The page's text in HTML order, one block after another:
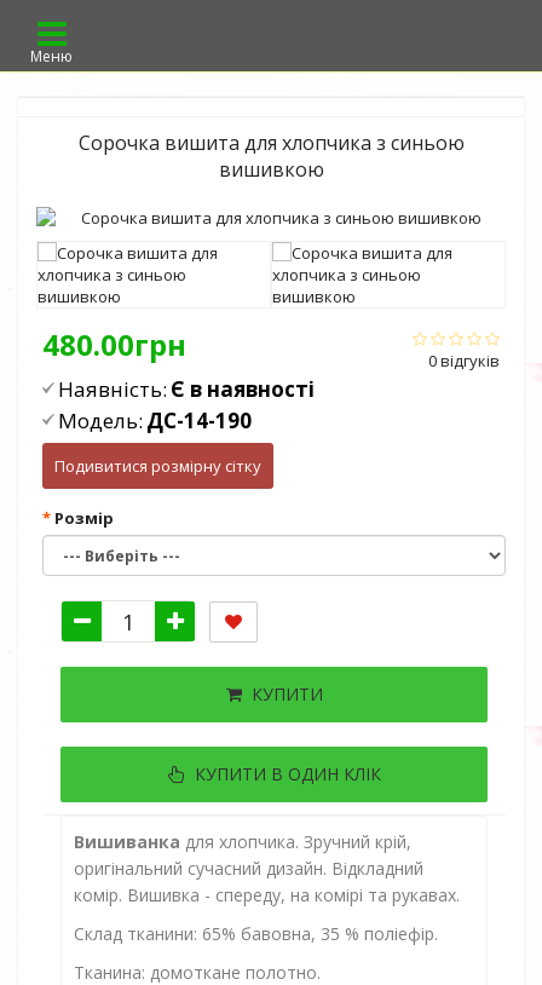
Меню
Сорочка вишита для хлопчика з синьою
вишивкою
0 відгуків
480.00грн
Наявність: Є в наявності
Модель: ДС-14-190
Подивитися розмірну сітку
Розмір
КУПИТИ
КУПИТИ В ОДИН КЛІК
Вишиванка для хлопчика. Зручний крій,
оригінальний сучасний дизайн. Відкладний
комір. Вишивка - спереду, на комірі та рукавах.
Склад тканини: 65% бавовна, 35 % поліефір.
Тканина: домоткане полотно.